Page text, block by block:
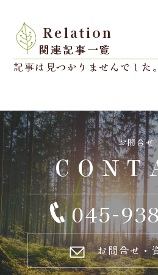
Relation
関連記事一覧
記事は見つかりませんでした。
お問合せ
045-
お問合せ・